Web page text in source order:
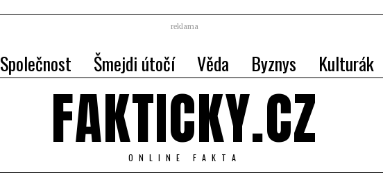
reklama
Společnost Šmejdi útočí Věda Byznys Kulturák
FAKTICKY.CZ
ONLINE FAKTA